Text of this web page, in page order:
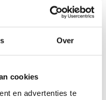
Over
cookies
en advertenties te